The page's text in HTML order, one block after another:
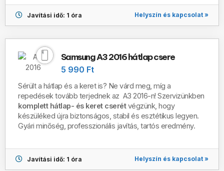
Javítási idő: 1 óra Helyszín és kapcsolat »
Samsung A3 2016 hátlap csere
5 990 Ft
Sérült a hátlap és a keret is? Ne várd meg, míg a
repedések tovább terjednek az A3 2016-n! Szervizünkben
komplett hátlap- és keret cserétvégzünk, hogy
készüléked újra biztonságos, stabil és esztétikus legyen.
Gyári minőség, professzionális javítás, tartós eredmény.
Javítási idő: 1 óra Helyszín és kapcsolat »